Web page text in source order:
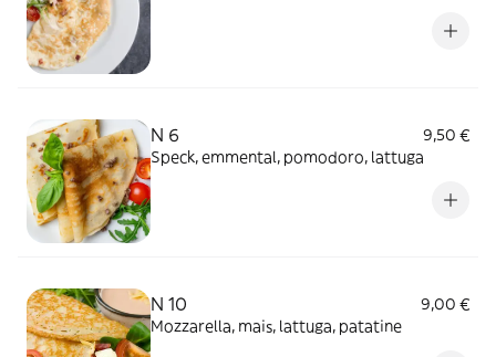
N 6
9,50 €
Speck, emmental, pomodoro, lattuga
N 10
9,00 €
Mozzarella, mais, lattuga, patatine